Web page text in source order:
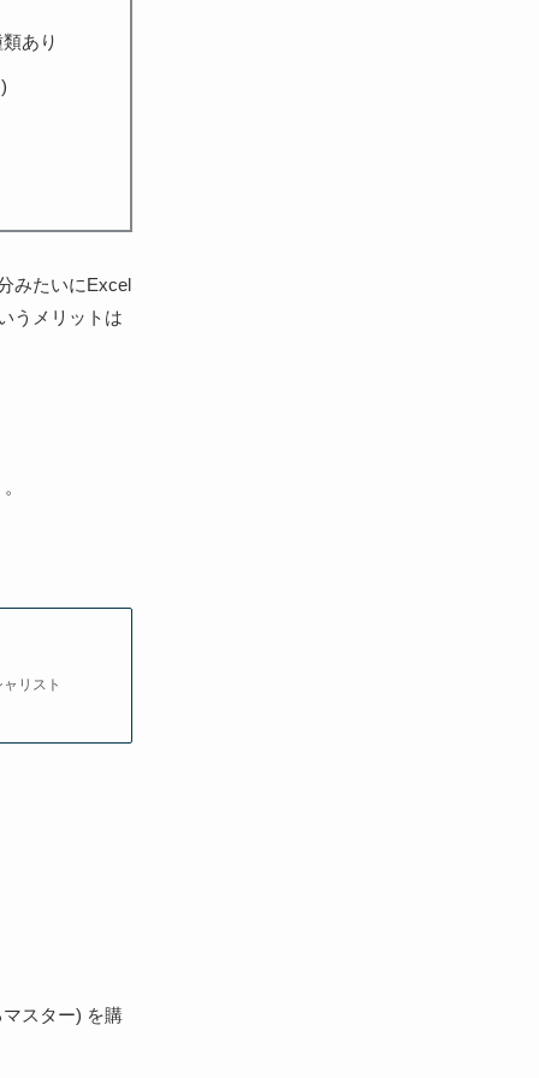
あり
みたいにExcel
うメリットは
リスト
スター) を購